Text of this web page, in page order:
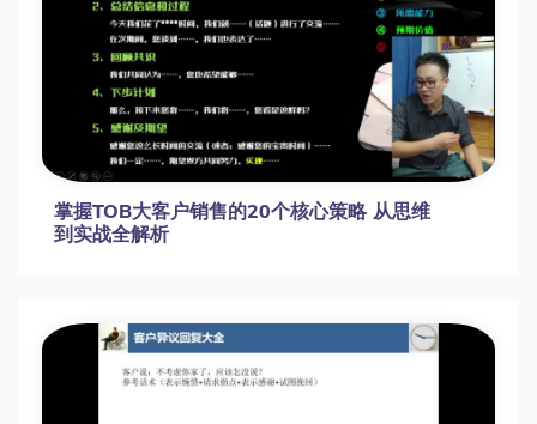
掌握TOB大客户销售的20个核心策略 从思维
到实战全解析